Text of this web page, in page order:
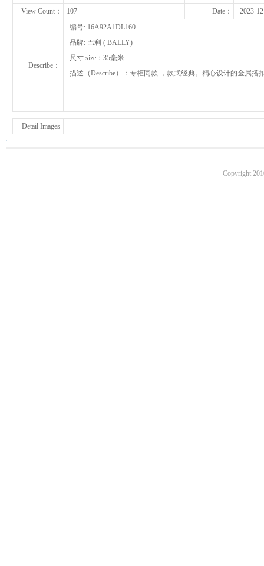
View Count：
107 Date： 2023-
Describe：
编号: 16A92A1DL160
品牌: 巴利 ( BALLY)
尺寸:size：35毫米
描述（Describe）：专柜同款 ，款式经典。精心设计的金属
Detail Images
Copyright